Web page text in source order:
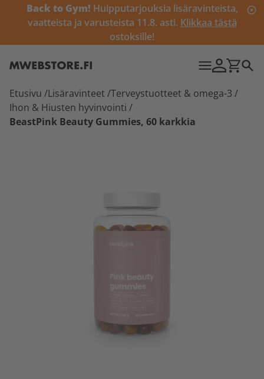
Back to Gym! Huipputarjouksia lisäravinteista,
vaatteista ja varusteista 11.8. asti. Klikkaa tästä
ostoksille!
Etusivu /Lisäravinteet /Terveystuotteet & omega-3 /
Ihon & Hiusten hyvinvointi /
BeastPink Beauty Gummies, 60 karkkia